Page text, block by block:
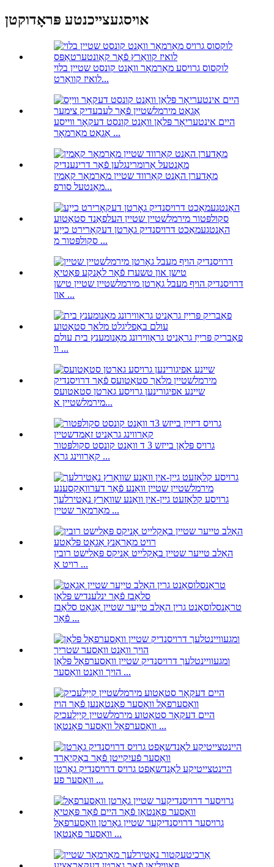
אויסגעצייכנטע פּראָדוקטן
לוקסוס גרויסע מאַרמאָר וואַנט קונסט שטיין בלוי
לואיז קוואַרט...
היים אינטעריאָר פּלאַן וואַנט קונסט דעקאָר ווייסע
אַגאַט מאַרמאָר ...
מאָדערן האַנט קאַרווד שטיין מאַרמאָר קאַמין
מאַנטעל סורפ...
האַנטגעמאַכט דרויסנדיק גאָרטן דעקאָרירט כייַע
סקולפּטור מ ...
דרויסנדיק הויף מעבל גאָרטן מירמלשטיין שטיין טישן
און ...
פאַבריק פּרייַז גראַניט גראַווירונג מאָנומענץ בית עולם
וו ...
שיינע אפיגורינען גרויסע גארטן סטאטועס
מירמלשטיין א...
גרויס פּלאַן בייזש 3 ד וואַנט קונסט סקולפּטור
קאַרווינג גראַ ...
גרויסע קלאָזעט גיין-אין וואַנע שוואַרץ נאַטירלעך
מאַרמאָר שטיין ...
האַלב טייער שטיין באַקלייט אָניקס פּאַלישט רובין
רויט אָ ...
טראַנסלוסאַנט גרין האַלב טייַער שטיין אַגאַט סלאַבז
פֿאַר ...
ומגעוויינטלעך דרויסנדיק שטיין וואַסערפאַל פּלאַן
הויך וואַנט וואַסער ...
היים דעקאָר סטאַטוע מירמלשטיין קייַלעכיק
וואַסערפאַל וואַסער פאָנטאַן ...
היינטצייטיקע לאַנדשאַפט גרויס דרויסנדיק גאָרטן
וואַסער פע ...
גרויסער דרויסנדיקער שטיין גאָרטן וואַסערפאַל
וואַסער פאָנטאַן ...